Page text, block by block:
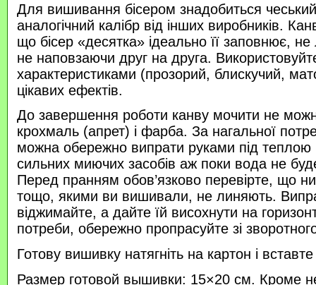
Для вишивання бісером знадобиться
аналогічний калібр від інших виробників.
що бісер «десятка» ідеально її заповнює,
не наповзаючи друг на друга.
характеристиками (прозорий, блискучий,
цікавих ефектів.
До завершення роботи канву мочити не
крохмаль (апрет) і фарба. За нагальної
можна обережно випрати руками під
сильних миючих засобів аж поки вода не
Перед пранням обов’язково перевірте, що
тощо, якими ви вишивали, не линяють.
віджимайте, а дайте їй висохнути на
потреби, обережно пропрасуйте зі
Готову вишивку натягніть на картон і
Размер готовой вышивки: 15×20 см. Кроме